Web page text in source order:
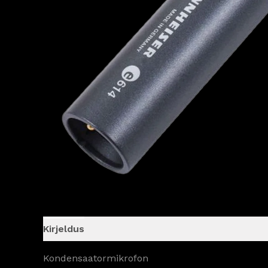
Kirjeldus
Kondensaatormikrofon